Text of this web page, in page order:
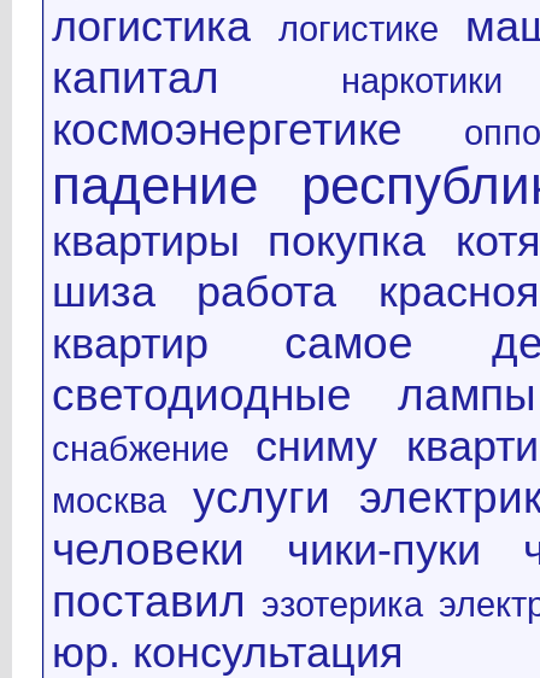
логистика логистике
капитал наркотики
космоэнергетике
падение
квартиры
покупка
шиза
работа
квартир
самое
светодиодные лампы
снабжение сниму
москва
услуги
человеки
чики-пуки
поставил эзотерика
юр. консультация